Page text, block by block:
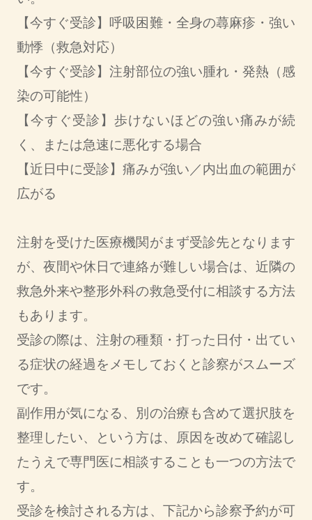
【今すぐ受診】呼吸困難・全身の蕁麻疹・強い
動悸（救急対応）
【今すぐ受診】注射部位の強い腫れ・発熱（感
染の可能性）
【今すぐ受診】歩けないほどの強い痛みが続
く、または急速に悪化する場合
【近日中に受診】痛みが強い／内出血の範囲が
広がる
注射を受けた医療機関がまず受診先となります
が、夜間や休日で連絡が難しい場合は、近隣の
救急外来や整形外科の救急受付に相談する方法
もあります。
受診の際は、注射の種類・打った日付・出てい
る症状の経過をメモしておくと診察がスムーズ
です。
副作用が気になる、別の治療も含めて選択肢を
整理したい、という方は、原因を改めて確認し
たうえで専門医に相談することも一つの方法で
す。
受診を検討される方は、下記から診察予約が可